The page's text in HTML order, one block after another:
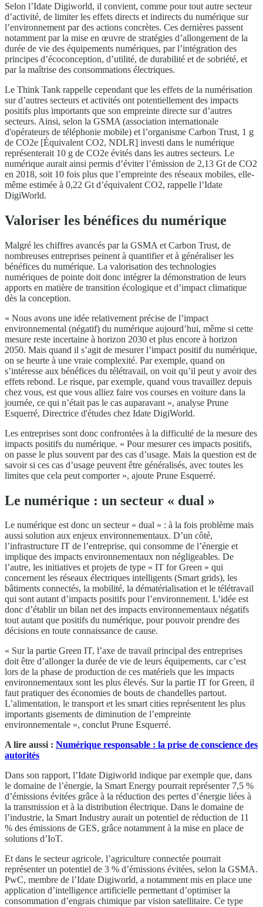
Selon l’Idate Digiworld, il convient, comme pour tout autre secteur
d’activité, de limiter les effets directs et indirects du numérique sur
l’environnement par des actions concrètes. Ces dernières passent
notamment par la mise en œuvre de stratégies d’allongement de la
durée de vie des équipements numériques, par l’intégration des
principes d’écoconception, d’utilité, de durabilité et de sobriété, et
par la maîtrise des consommations électriques.
Le Think Tank rappelle cependant que les effets de la numérisation
sur d’autres secteurs et activités ont potentiellement des impacts
positifs plus importants que son empreinte directe sur d’autres
secteurs. Ainsi, selon la GSMA (association internationale
d'opérateurs de téléphonie mobile) et l’organisme Carbon Trust, 1 g
de CO2e [Équivalent CO2, NDLR] investi dans le numérique
représenterait 10 g de CO2e évités dans les autres secteurs. Le
numérique aurait ainsi permis d’éviter l’émission de 2,13 Gt de CO2
en 2018, soit 10 fois plus que l’empreinte des réseaux mobiles, elle-
même estimée à 0,22 Gt d’équivalent CO2, rappelle l’Idate
DigiWorld.
Valoriser les bénéfices du numérique
Malgré les chiffres avancés par la GSMA et Carbon Trust, de
nombreuses entreprises peinent à quantifier et à généraliser les
bénéfices du numérique. La valorisation des technologies
numériques de pointe doit donc intégrer la démonstration de leurs
apports en matière de transition écologique et d’impact climatique
dès la conception.
« Nous avons une idée relativement précise de l’impact
environnemental (négatif) du numérique aujourd’hui, même si cette
mesure reste incertaine à horizon 2030 et plus encore à horizon
2050. Mais quand il s’agit de mesurer l’impact positif du numérique,
on se heurte à une vraie complexité. Par exemple, quand on
s’intéresse aux bénéfices du télétravail, on voit qu’il peut y avoir des
effets rebond. Le risque, par exemple, quand vous travaillez depuis
chez vous, est que vous alliez faire vos courses en voiture dans la
journée, ce qui n’était pas le cas auparavant », analyse Prune
Esquerré, Directrice d'études chez Idate DigiWorld.
Les entreprises sont donc confrontées à la difficulté de la mesure des
impacts positifs du numérique. « Pour mesurer ces impacts positifs,
on passe le plus souvent par des cas d’usage. Mais la question est de
savoir si ces cas d’usage peuvent être généralisés, avec toutes les
limites que cela peut comporter », ajoute Prune Esquerré.
Le numérique : un secteur « dual »
Le numérique est donc un secteur « dual » : à la fois problème mais
aussi solution aux enjeux environnementaux. D’un côté,
l’infrastructure IT de l’entreprise, qui consomme de l’énergie et
implique des impacts environnementaux non négligeables. De
l’autre, les initiatives et projets de type « IT for Green » qui
concernent les réseaux électriques intelligents (Smart grids), les
bâtiments connectés, la mobilité, la dématérialisation et le télétravail
qui sont autant d’impacts positifs pour l’environnement. L’idée est
donc d’établir un bilan net des impacts environnementaux négatifs
tout autant que positifs du numérique, pour pouvoir prendre des
décisions en toute connaissance de cause.
« Sur la partie Green IT, l’axe de travail principal des entreprises
doit être d’allonger la durée de vie de leurs équipements, car c’est
lors de la phase de production de ces matériels que les impacts
environnementaux sont les plus élevés. Sur la partie IT for Green, il
faut pratiquer des économies de bouts de chandelles partout.
L’alimentation, le transport et les smart cities représentent les plus
importants gisements de diminution de l’empreinte
environnementale », conclut Prune Esquerré.
A lire aussi : Numérique responsable : la prise de conscience des
autorités
Dans son rapport, l’Idate Digiworld indique par exemple que, dans
le domaine de l’énergie, la Smart Energy pourrait représenter 7,5 %
d’émissions évitées grâce à la réduction des pertes d’énergie liées à
la transmission et à la distribution électrique. Dans le domaine de
l’industrie, la Smart Industry aurait un potentiel de réduction de 11
% des émissions de GES, grâce notamment à la mise en place de
solutions d’IoT.
Et dans le secteur agricole, l’agriculture connectée pourrait
représenter un potentiel de 3 % d’émissions évitées, selon la GSMA.
PwC, membre de l’Idate Digiworld, a notamment mis en place une
application d’intelligence artificielle permettant d’optimiser la
consommation d’engrais chimique par vision satellitaire. Ce type